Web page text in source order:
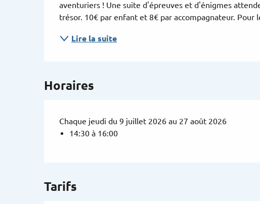
aventuriers ! Une suite d'épreuves et d'énigmes
trésor. 10€ par enfant et 8€ par accompagnateur. Pour
Lire la suite
Tarifs
Horaires
Chaque jeudi du 9 juillet 2026 au 27 août 2026
14:30 à 16:00